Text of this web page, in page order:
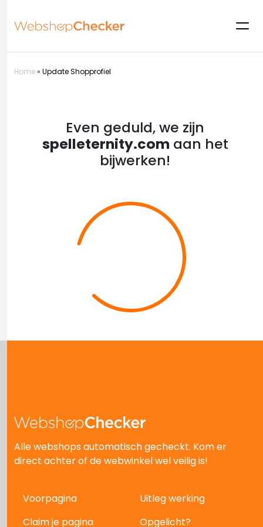
Home» Update Shopprofiel
Even geduld, we zijn
spelleternity.com aan het
bijwerken!
Alle webshops automatisch gecheckt. Kom er
direct achter of de webwinkel wel veilig is!
Voorpagina
Uitleg werking
Claim je pagina
Opgelicht?